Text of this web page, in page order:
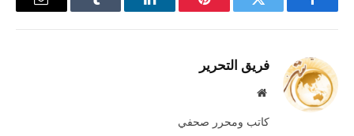
فيسبوك تويتر بينتيريستلينكدإن Tumblr
البريد
فريق التحرير
موقع
كاتب ومحرر صحفي